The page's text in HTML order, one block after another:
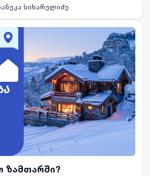
მუდამ ეძებენ. ამ
საცხოვ…
სიხარულიძე
ზამთარში?